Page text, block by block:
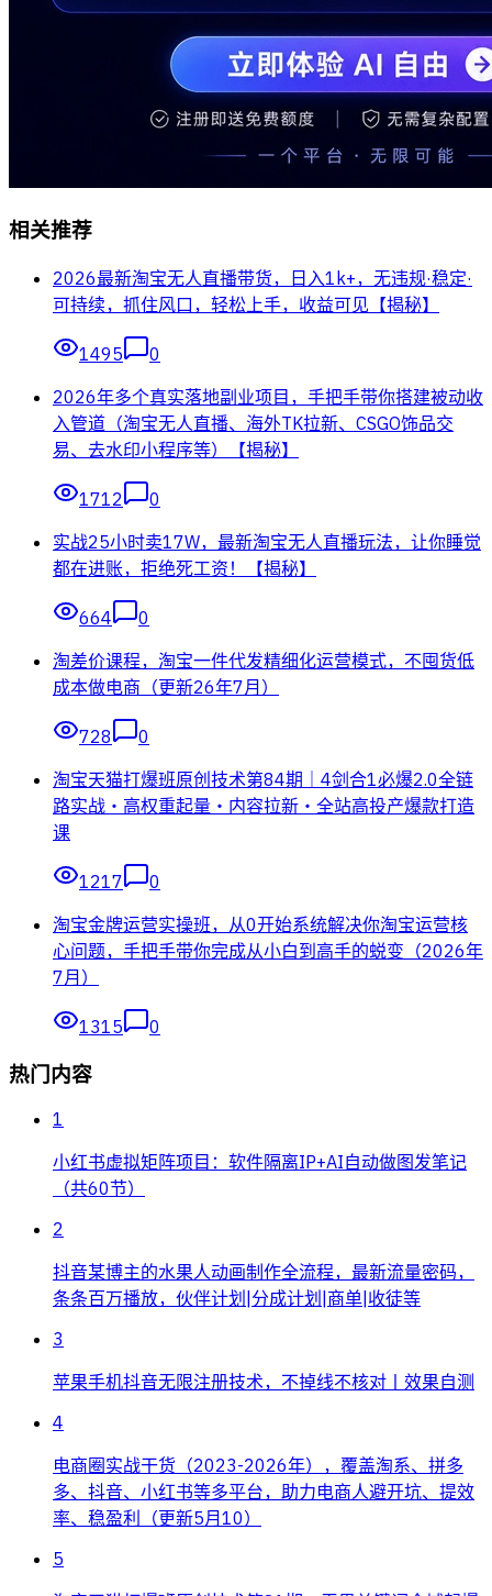
相关推荐
2026最新淘宝无人直播带货，日入1k+，无违规·稳定·
可持续，抓住风口，轻松上手，收益可见【揭秘】
1495
0
2026年多个真实落地副业项目，手把手带你搭建被动收
入管道（淘宝无人直播、海外TK拉新、CSGO饰品交
易、去水印小程序等）【揭秘】
1712
0
实战25小时卖17W，最新淘宝无人直播玩法，让你睡觉
都在进账，拒绝死工资！【揭秘】
664
0
淘差价课程，淘宝一件代发精细化运营模式，不囤货低
成本做电商（更新26年7月）
728
0
淘宝天猫打爆班原创技术第84期｜4剑合1必爆2.0全链
路实战・高权重起量・内容拉新・全站高投产爆款打造
课
1217
0
淘宝金牌运营实操班，从0开始系统解决你淘宝运营核
心问题，手把手带你完成从小白到高手的蜕变（2026年
7月）
1315 0
热门内容
1
小红书虚拟矩阵项目：软件隔离IP+AI自动做图发笔记
（共60节）
2
抖音某博主的水果人动画制作全流程，最新流量密码，
条条百万播放，伙伴计划|分成计划|商单|收徒等
3
苹果手机抖音无限注册技术，不掉线不核对丨效果自测
4
电商圈实战干货（2023-2026年），覆盖淘系、拼多
多、抖音、小红书等多平台，助力电商人避开坑、提效
率、稳盈利（更新5月10）
5